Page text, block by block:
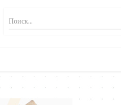
Поиск...